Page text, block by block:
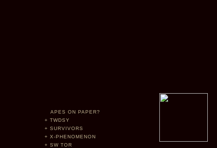
APES ON PAPER?
+ TWDSY
+ SURVIVORS
+ X-PHENOMENON
+ SW TOR